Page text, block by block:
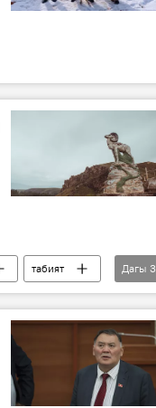
табият
Дагы 3